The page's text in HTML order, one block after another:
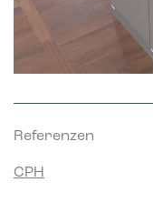
Referenzen
CPH